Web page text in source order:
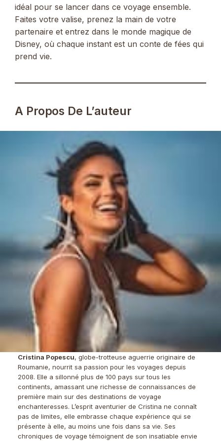
idéal pour se lancer dans ce voyage ensemble.
Faites votre valise, prenez la main de votre
partenaire et entrez dans le monde magique de
Disney, où chaque instant est un conte de fées qui
prend vie.
A Propos De L’auteur
Cristina Popescu, globe-trotteuse aguerrie originaire de
Roumanie, nourrit sa passion pour les voyages depuis
2008. Elle a sillonné plus de 100 pays sur tous les
continents, amassant une richesse de connaissances de
première main sur des destinations de voyage
enchanteresses. L’esprit aventurier de Cristina ne connaît
pas de limites, elle embrasse chaque expérience qui se
présente à elle, au moins une fois dans sa vie. Ses
chroniques de voyage témoignent de son insatiable envie